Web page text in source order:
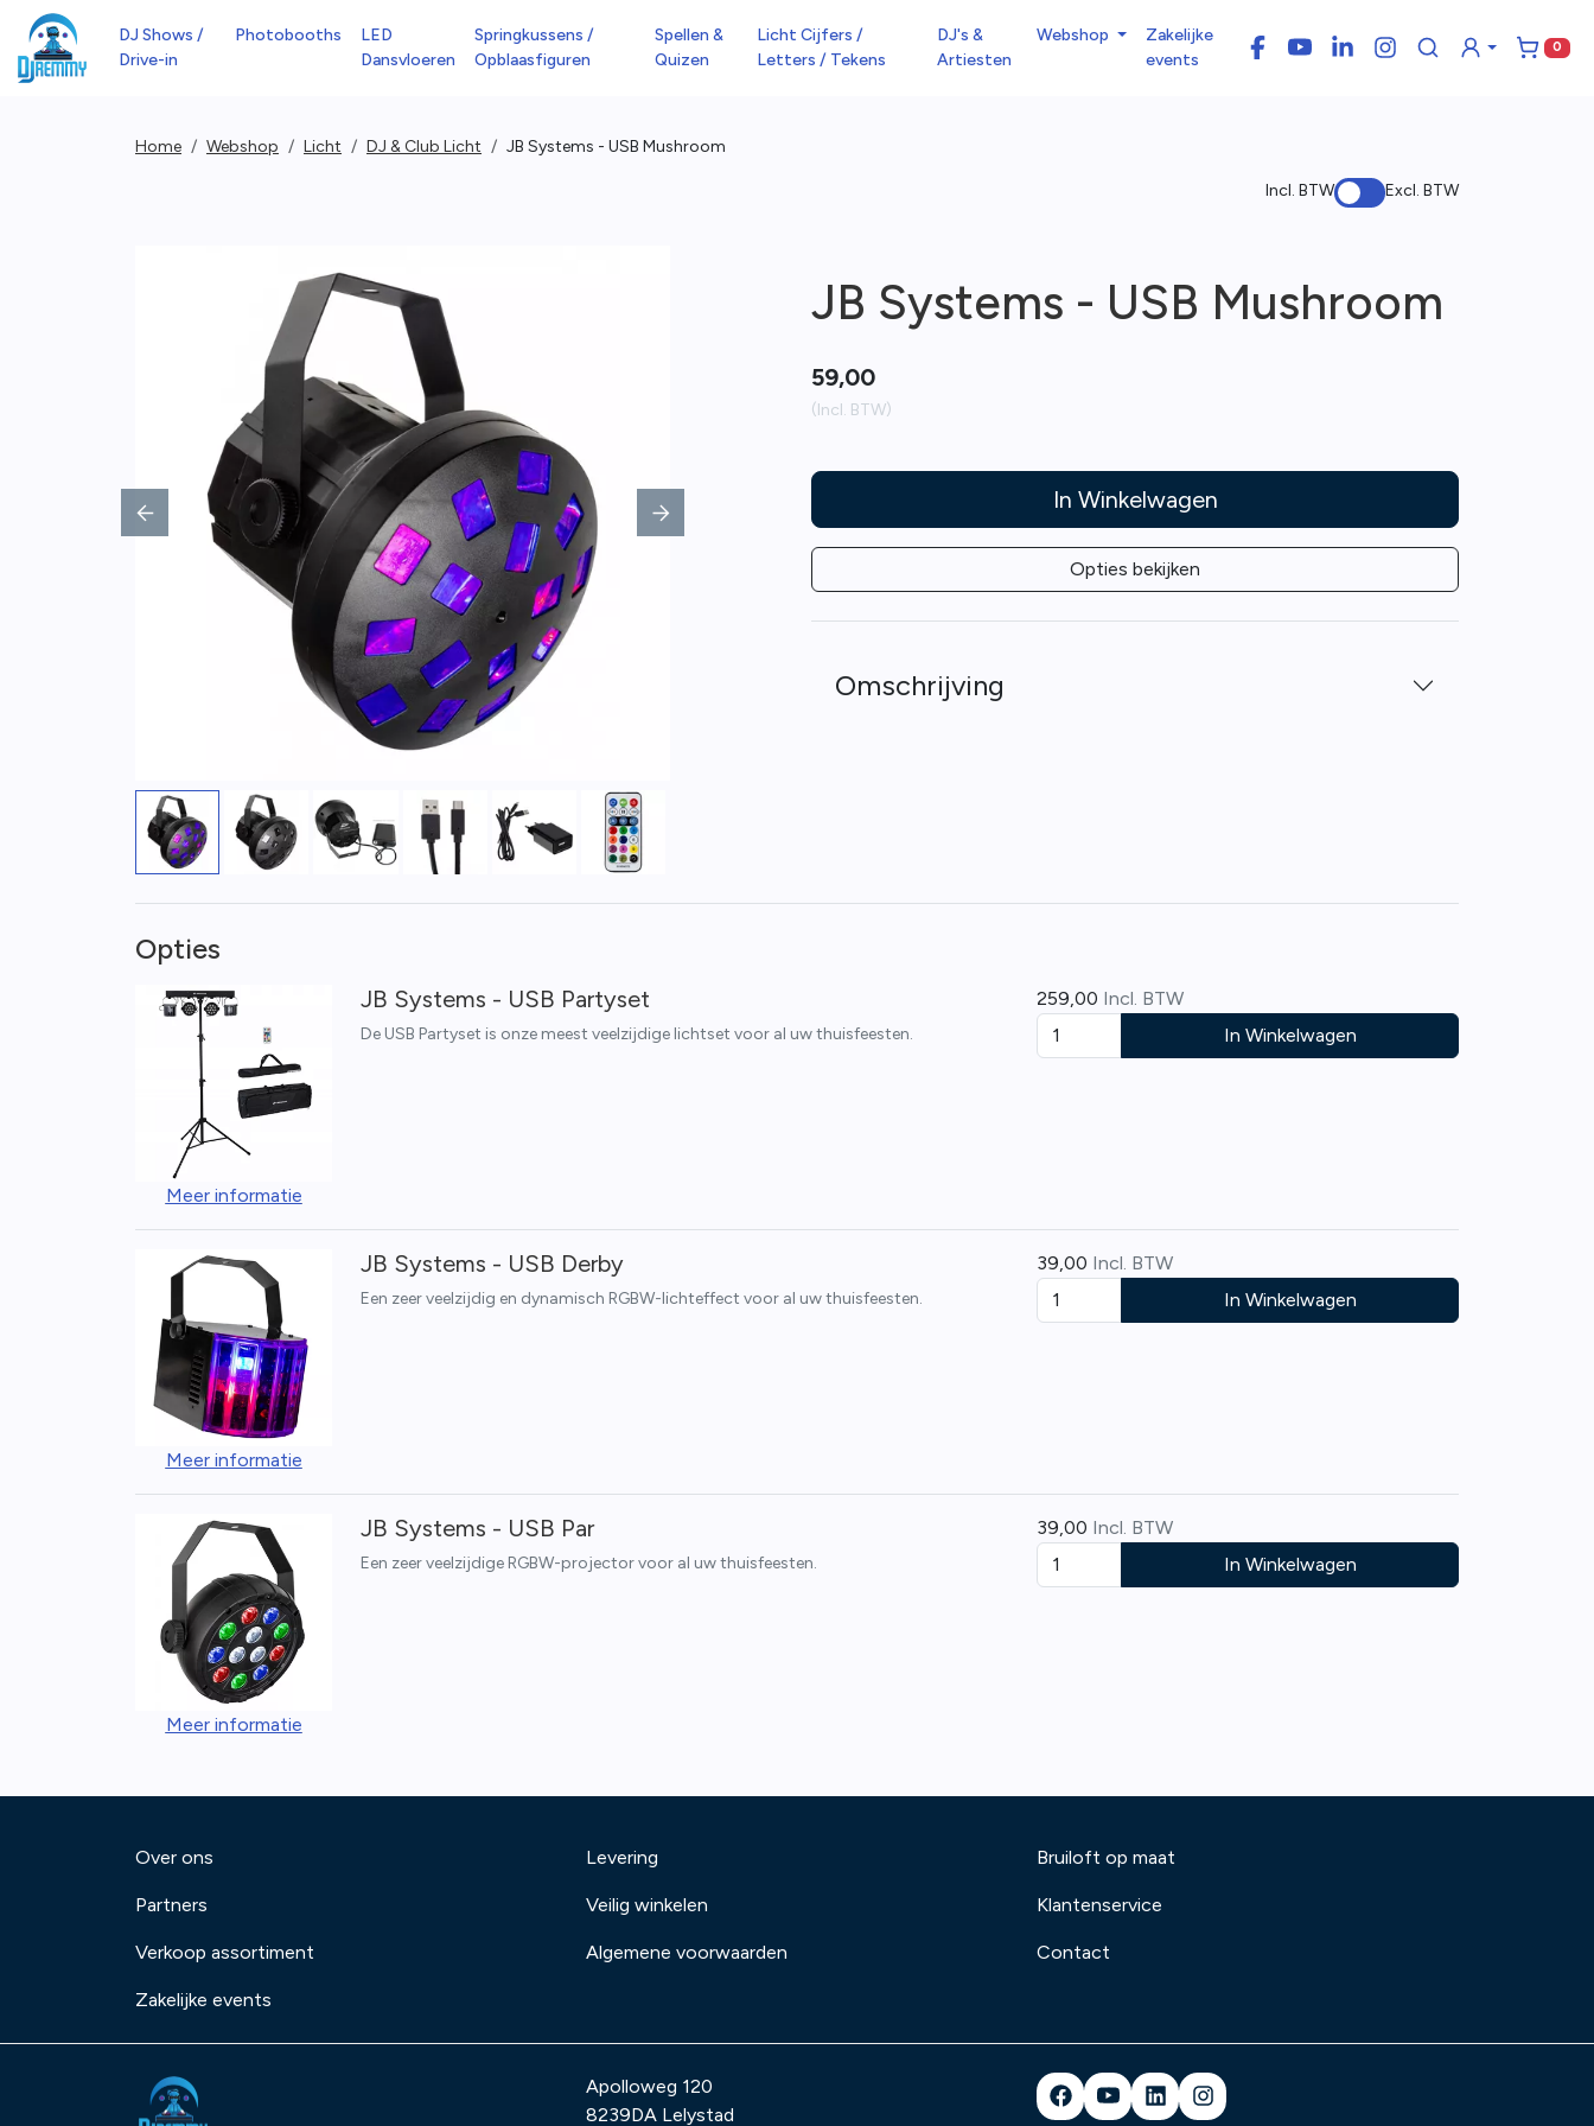
DJ Shows /
Drive-in
Photobooths
LED
Dansvloeren
Springkussens /
Opblaasfiguren
Spellen &
Quizen
Licht Cijfers /
Letters / Tekens
DJ's &
Artiesten
Webshop
Zakelijke
events
FacebookYouTubeLinkedInInstagram
0
Home Webshop Licht DJ & Club Licht JB Systems - USB Mushroom
Incl. BTW Excl. BTW
Previous Next
JB Systems - USB Mushroom
59,00
(Incl. BTW)
In Winkelwagen
Opties bekijken
Omschrijving
Opties
Meer informatie
259,00 Incl. BTW
In Winkelwagen
JB Systems - USB Partyset
De USB Partyset is onze meest veelzijdige lichtset voor al uw thuisfeesten.
Meer informatie
39,00 Incl. BTW
In Winkelwagen
JB Systems - USB Derby
Een zeer veelzijdig en dynamisch RGBW-lichteffect voor al uw thuisfeesten.
Meer informatie
39,00 Incl. BTW
In Winkelwagen
JB Systems - USB Par
Een zeer veelzijdige RGBW-projector voor al uw thuisfeesten.
Over ons
Partners
Verkoop assortiment
Zakelijke events
Levering
Veilig winkelen
Algemene voorwaarden
Bruiloft op maat
Klantenservice
Contact
Apolloweg 120
8239DA Lelystad